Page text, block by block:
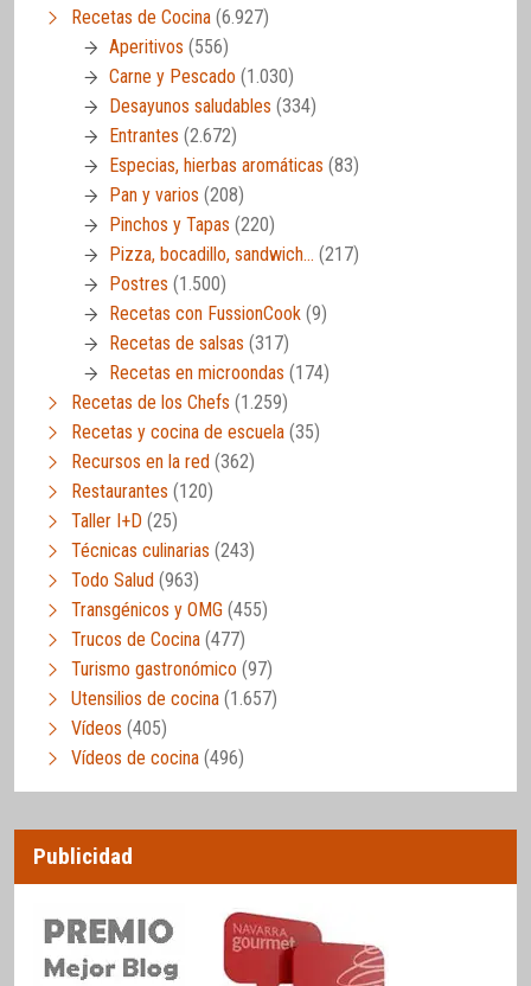
Recetas de Cocina (6.927)
Aperitivos (556)
Carne y Pescado (1.030)
Desayunos saludables (334)
Entrantes (2.672)
Especias, hierbas aromáticas (83)
Pan y varios (208)
Pinchos y Tapas (220)
Pizza, bocadillo, sandwich… (217)
Postres (1.500)
Recetas con FussionCook (9)
Recetas de salsas (317)
Recetas en microondas (174)
Recetas de los Chefs (1.259)
Recetas y cocina de escuela (35)
Recursos en la red (362)
Restaurantes (120)
Taller I+D (25)
Técnicas culinarias (243)
Todo Salud (963)
Transgénicos y OMG (455)
Trucos de Cocina (477)
Turismo gastronómico (97)
Utensilios de cocina (1.657)
Vídeos (405)
Vídeos de cocina (496)
Publicidad